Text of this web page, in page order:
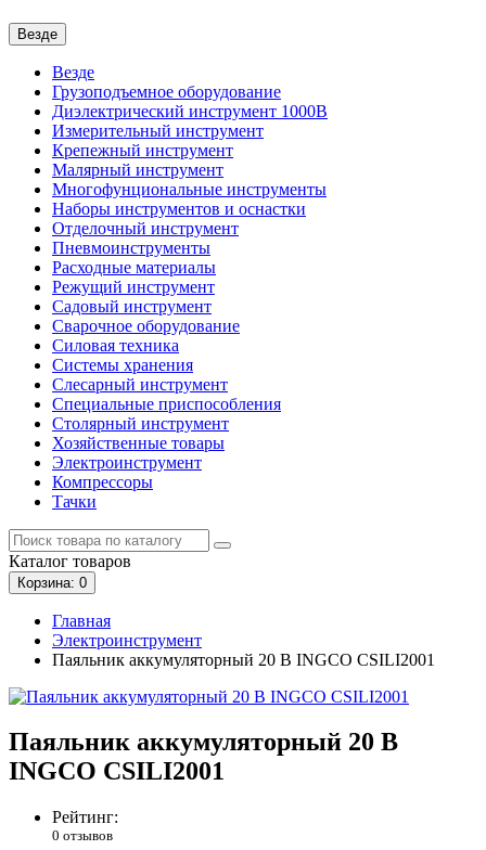
Везде
Везде
Грузоподъемное оборудование
Диэлектрический инструмент 1000В
Измерительный инструмент
Крепежный инструмент
Малярный инструмент
Многофунциональные инструменты
Наборы инструментов и оснастки
Отделочный инструмент
Пневмоинструменты
Расходные материалы
Режущий инструмент
Садовый инструмент
Сварочное оборудование
Силовая техника
Системы хранения
Слесарный инструмент
Специальные приспособления
Столярный инструмент
Хозяйственные товары
Электроинструмент
Компрессоры
Тачки
Каталог товаров
Корзина: 0
Главная
Электроинструмент
Паяльник аккумуляторный 20 В INGCO CSILI2001
Паяльник аккумуляторный 20 В
INGCO CSILI2001
Рейтинг:
0 отзывов